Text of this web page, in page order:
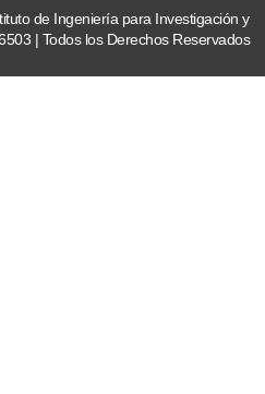
de Ingeniería para Investigación y
| Todos los Derechos Reservados